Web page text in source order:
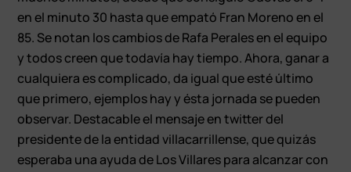
en el minuto 30 hasta que empató Fran Moreno en el
85. Se notan los cambios de Rafa Perales en el equipo
y todos creen que todavía hay tiempo. Ahora, ganar a
cualquiera es complicado, da igual que esté último
que primero, ejemplos hay y ésta jornada se pueden
observar. Destacable el mensaje en twitter del
presidente de la entidad villacarrillense, que quizás
esperaba una ayuda de Los Villares para alcanzar con